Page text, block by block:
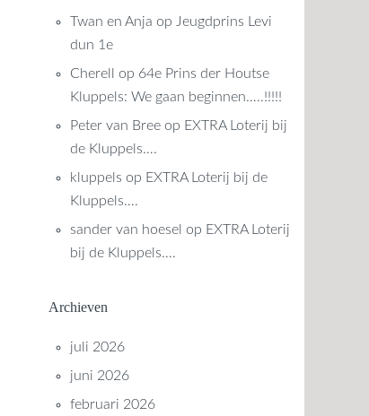
Twan en Anja op Jeugdprins Levi
dun 1e
Cherell
op 64e Prins der Houtse
Kluppels: We gaan beginnen…..!!!!!
Peter van Bree op EXTRA Loterij bij
de Kluppels….
kluppels op EXTRA Loterij bij de
Kluppels….
sander van hoesel op EXTRA Loterij
bij de Kluppels….
Archieven
juli 2026
juni 2026
februari 2026